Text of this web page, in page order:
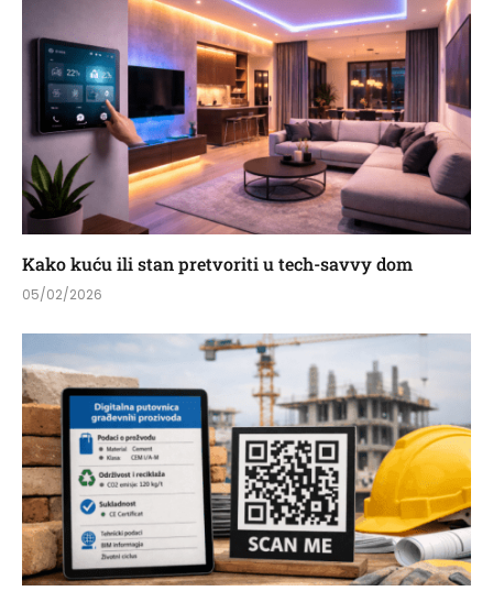
Kako kuću ili stan pretvoriti u tech-savvy dom
05/02/2026